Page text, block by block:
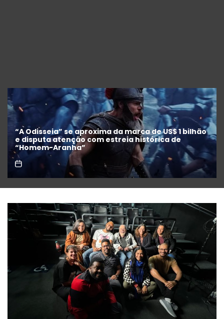
Festival de Cinema de Gramado anuncia filmes
concorrentes e homenagens a Maria Fernanda
Cândido e Selton Mello